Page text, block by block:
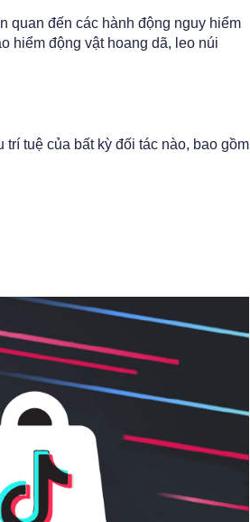
quan đến các hành động nguy hiểm
hiểm động vật hoang dã, leo núi
tuệ của bất kỳ đối tác nào, bao gồm